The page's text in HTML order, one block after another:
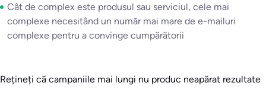
Cât de complex este produsul sau serviciul, cele mai
complexe necesitând un număr mai mare de e-mailuri
complexe pentru a convinge cumpărătorii
Rețineți că campaniile mai lungi nu produc neapărat rezultate